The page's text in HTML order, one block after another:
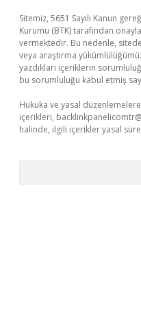
Sitemiz, 5651 Sayılı Kanun
Kurumu (BTK) tarafından
vermektedir. Bu nedenle,
veya araştırma
yazdıkları içeriklerin
bu sorumluluğu kabul etmiş
Hukuka ve yasal
içerikleri,
halinde, ilgili içerikler yasal